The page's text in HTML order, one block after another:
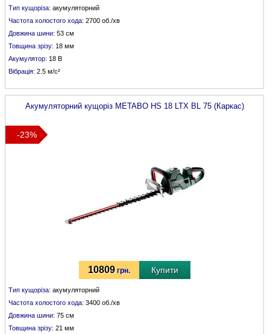
Тип кущоріза: акумуляторний
Частота холостого хода: 2700 об./хв
Довжина шини: 53 см
Товщина зрізу: 18 мм
Акумулятор: 18 В
Вібрація: 2.5 м/с²
Акумуляторний кущоріз METABO HS 18 LTX BL 75 (Каркас)
-23%
10809грн. Купити
Тип кущоріза: акумуляторний
Частота холостого хода: 3400 об./хв
Довжина шини: 75 см
Товщина зрізу: 21 мм